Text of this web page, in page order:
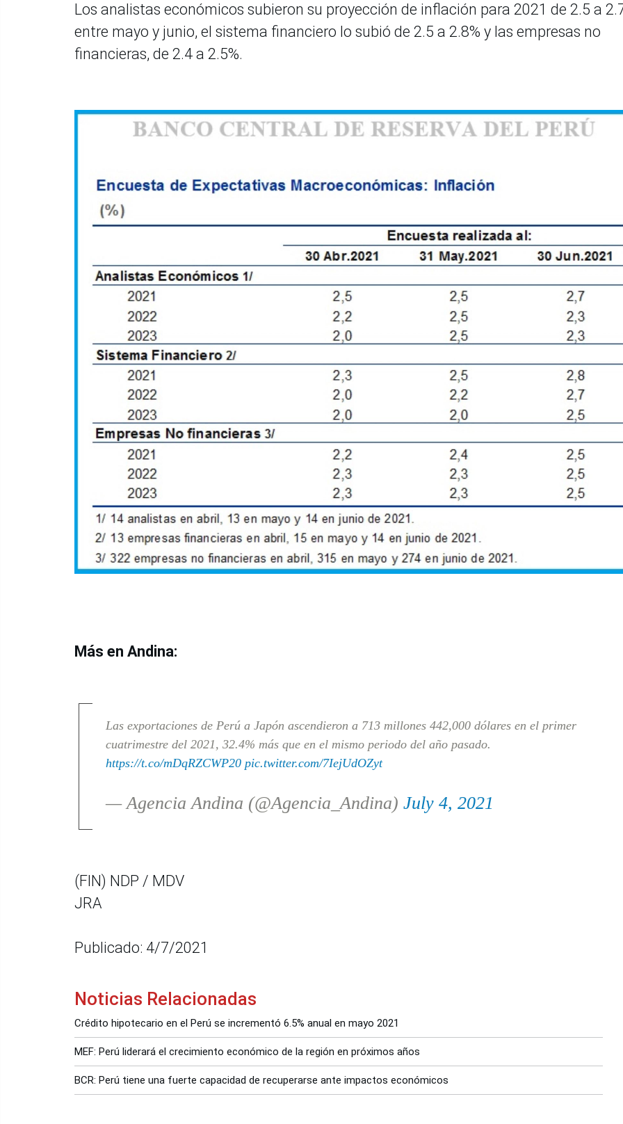
Los analistas económicos subieron su proyección de inflación para 2021 de 2.5 a
entre mayo y junio, el sistema financiero lo subió de 2.5 a 2.8% y las empresas no
financieras, de 2.4 a 2.5%.
Más en Andina:
Las exportaciones de Perú a Japón ascendieron a 713 millones 442,000 dólares en el primer
cuatrimestre del 2021, 32.4% más que en el mismo periodo del año pasado.
https://t.co/mDqRZCWP20 pic.twitter.com/7IejUdOZyt
— Agencia Andina (@Agencia_Andina) July 4, 2021
(FIN) NDP / MDV
JRA
Publicado: 4/7/2021
Noticias Relacionadas
Crédito hipotecario en el Perú se incrementó 6.5% anual en mayo 2021
MEF: Perú liderará el crecimiento económico de la región en próximos años
BCR: Perú tiene una fuerte capacidad de recuperarse ante impactos económicos